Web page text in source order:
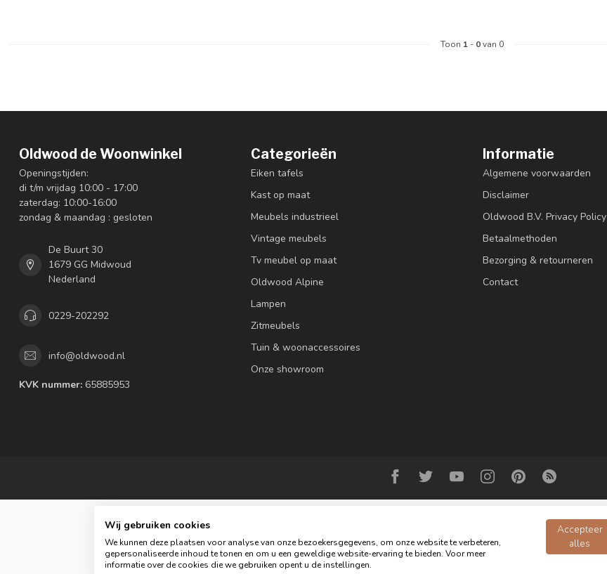
Toon 1 - 0van 0
Oldwood de Woonwinkel
Openingstijden:
di t/m vrijdag 10:00 - 17:00
zaterdag: 10:00-16:00
zondag & maandag : gesloten
De Buurt 30
1679 GG Midwoud
Nederland
0229-202292
info@oldwood.nl
KVK nummer: 65885953
Categorieën
Eiken tafels
Kast op maat
Meubels industrieel
Vintage meubels
Tv meubel op maat
Oldwood Alpine
Lampen
Zitmeubels
Tuin & woonaccessoires
Onze showroom
Informatie
Algemene voorwaarden
Disclaimer
Oldwood B.V. Privacy Policy
Betaalmethoden
Bezorging & retourneren
Contact
© Copyright 2026 Oldwood de Woonwinkel - Powered by
Wij gebruiken cookies
We kunnen deze plaatsen voor analyse van onze bezoekersgegevens, om onze website te verbeteren,
gepersonaliseerde inhoud te tonen en om u een geweldige website-ervaring te bieden. Voor meer
informatie over de cookies die we gebruiken opent u de instellingen.
Accepteer
alles